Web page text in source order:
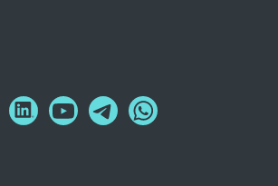
Collegamento
a
Collegamento
a
Collegamento
a
Collegamento
a